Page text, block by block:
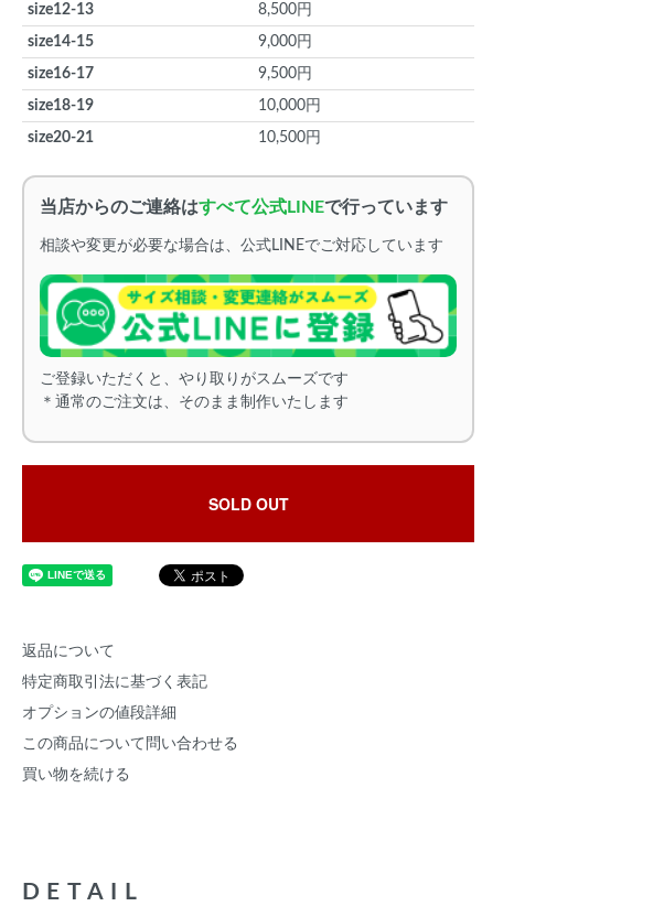
size12-13 8,500円
size14-15 9,000円
size16-17 9,500円
size18-19 10,000円
size20-21 10,500円
当店からのご連絡はすべて公式LINEで行っています
相談や変更が必要な場合は、公式LINEでご対応しています
ご登録いただくと、やり取りがスムーズです
＊通常のご注文は、そのまま制作いたします
SOLD OUT
返品について
特定商取引法に基づく表記
オプションの値段詳細
この商品について問い合わせる
買い物を続ける
DETAIL